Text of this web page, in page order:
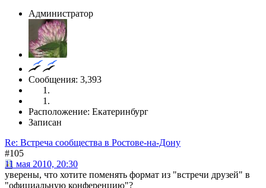
Администратор
Сообщения: 3,393
Расположение: Екатеринбург
Записан
Re: Встреча сообщества в Ростове-на-Дону
#105
11 мая 2010, 20:30
уверены, что хотите поменять формат из "встречи друзей" в
"официальную конференцию"?